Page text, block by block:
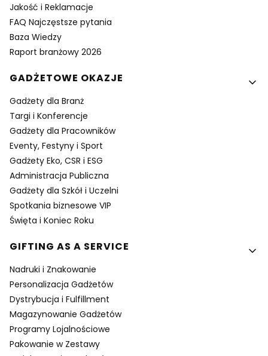
Jakość i Reklamacje
FAQ Najczęstsze pytania
Baza Wiedzy
Raport branżowy 2026
GADŻETOWE OKAZJE
Gadżety dla Branż
Targi i Konferencje
Gadżety dla Pracowników
Eventy, Festyny i Sport
Gadżety Eko, CSR i ESG
Administracja Publiczna
Gadżety dla Szkół i Uczelni
Spotkania biznesowe VIP
Święta i Koniec Roku
GIFTING AS A SERVICE
Nadruki i Znakowanie
Personalizacja Gadżetów
Dystrybucja i Fulfillment
Magazynowanie Gadżetów
Programy Lojalnościowe
Pakowanie w Zestawy